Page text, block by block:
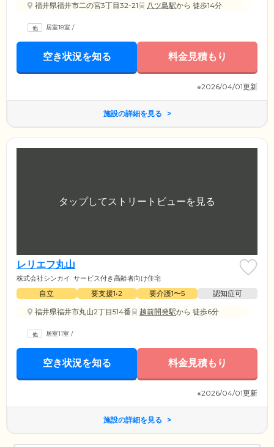
福井県福井市二の宮3丁目32-21
八ツ島駅から 徒歩14分
居室18室 /
空き状況を知る 料金見積もり
※2026/04/01更新
施設の詳細を見る
レリエフ丸山
株式会社シンカイ サービス付き高齢者向け住宅
自立 要支援1•2 要介護1〜5
認知症可
福井県福井市丸山2丁目514番
越前開発駅から 徒歩6分
居室11室 /
空き状況を知る 料金見積もり
※2026/04/01更新
施設の詳細を見る